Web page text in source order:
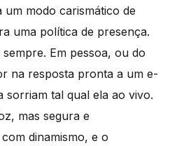
modo carismático de
uma política de presença.
Em pessoa, ou do
na resposta pronta a um e-
sorriam tal qual ela ao vivo.
mas segura e
dinamismo, e o